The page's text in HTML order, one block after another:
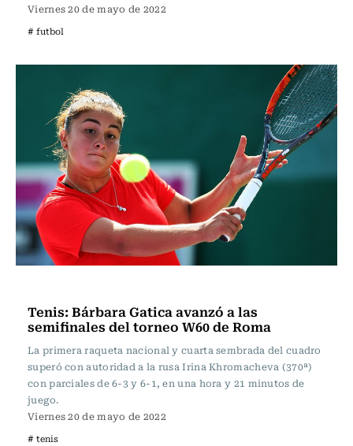
Viernes 20 de mayo de 2022
# futbol
Tenis: Bárbara Gatica avanzó a las
semifinales del torneo W60 de Roma
La primera raqueta nacional y cuarta sembrada del cuadro
superó con autoridad a la rusa Irina Khromacheva (370ª)
con parciales de 6-3 y 6-1, en una hora y 21 minutos de
juego.
Viernes 20 de mayo de 2022
# tenis